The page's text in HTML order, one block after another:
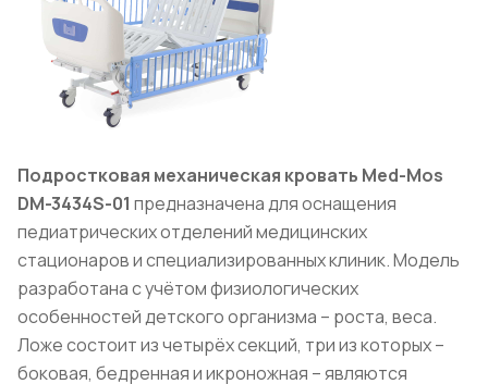
Подростковая механическая кровать Med-Mos
DM-3434S-01 предназначена для оснащения
педиатрических отделений медицинских
стационаров и специализированных клиник. Модель
разработана с учётом физиологических
особенностей детского организма – роста, веса.
Ложе состоит из четырёх секций, три из которых –
боковая, бедренная и икроножная – являются